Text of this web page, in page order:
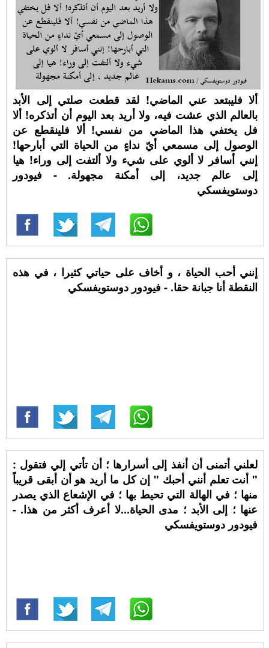
ألا فليبتعد عني الماضي! لقد قطعت صلتي إلى الأبد
بالعالم الذي عشت فيه، ولا أريد بعد اليوم أن أتذكره! ألا
فل يختفي هذا الماضي من نفسي! ألا فلينقطع عن
الوصول إلى مسمعي أيّ نداءٍ من الحياة التي أبارحها!
إنني أسافر لا ألوي على شيء ولا ألتفت إلى وراء! هيا
إلى عالم جديد، إلى أمكنة مجهولة. - فيودور
دوستويفسكي
إنني أحب الحياة ، و أخاف على حياتي كثيرا ، في هذه
النقطة أنا جبانة حقا. - فيودور دوستويفسكي
لعلني أتمنى أن أنفذ إلى أسرارها ؛ أن تأتي إلي فتقول :
" أنت تعلم أنني أحبك " إن كل ما أريد هو أن أبقى قريباً
منها ؛ في الهالة التي تحيط بها ؛ في الإشعاع الذي يصدر
عنها ؛ إلى الأبد ؛ مدى الحياة...لا أعرف أكثر من هذا. -
فيودور دوستويفسكي